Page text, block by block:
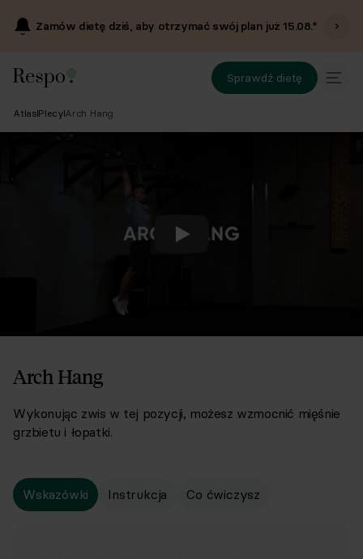
Zamów dietę dziś, aby otrzymać swój plan już15.08.*
Sprawdź dietę
Atlas Plecy Arch Hang
Odtwórz
Arch Hang
Wykonując zwis w tej pozycji, możesz wzmocnić mięśnie
grzbietu i łopatki.
Wskazówki Instrukcja Co ćwiczysz